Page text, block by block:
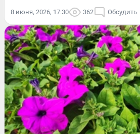
8 июня, 2026, 17:30 362 Обсудить